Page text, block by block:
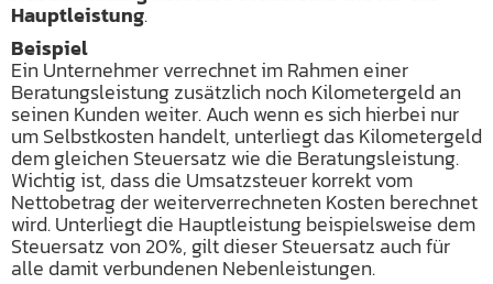
Hauptleistung.
Beispiel
Ein Unternehmer verrechnet im Rahmen einer
Beratungsleistung zusätzlich noch Kilometergeld an
seinen Kunden weiter. Auch wenn es sich hierbei nur
um Selbstkosten handelt, unterliegt das Kilometergeld
dem gleichen Steuersatz wie die Beratungsleistung.
Wichtig ist, dass die Umsatzsteuer korrekt vom
Nettobetrag der weiterverrechneten Kosten berechnet
wird. Unterliegt die Hauptleistung beispielsweise dem
Steuersatz von 20%, gilt dieser Steuersatz auch für
alle damit verbundenen Nebenleistungen.